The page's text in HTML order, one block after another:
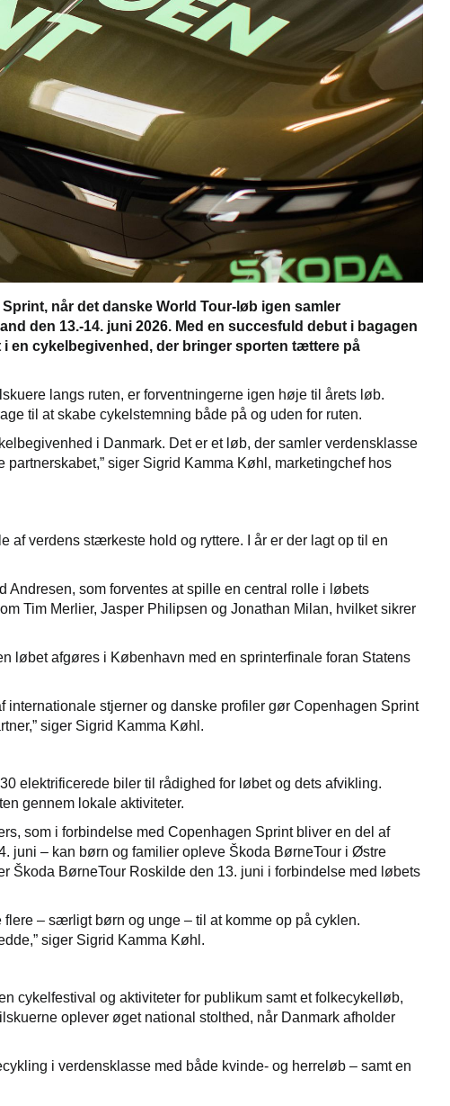
når det danske World Tour-løb igen samler
den 13.-14. juni 2026. Med en succesfuld debut i bagagen
en cykelbegivenhed, der bringer sporten tættere på
langs ruten, er forventningerne igen høje til årets løb.
til at skabe cykelstemning både på og uden for ruten.
i Danmark. Det er et løb, der samler verdensklasse
siger Sigrid Kamma Køhl, marketingchef hos
verdens stærkeste hold og ryttere. I år er der lagt op til en
som forventes at spille en central rolle i løbets
Tim Merlier, Jasper Philipsen og Jonathan Milan, hvilket sikrer
afgøres i København med en sprinterfinale foran Statens
stjerner og danske profiler gør Copenhagen Sprint
siger Sigrid Kamma Køhl.
elektrificerede biler til rådighed for løbet og dets afvikling.
gennem lokale aktiviteter.
som i forbindelse med Copenhagen Sprint bliver en del af
juni – kan børn og familier opleve Škoda BørneTour i Østre
BørneTour Roskilde den 13. juni i forbindelse med løbets
– særligt børn og unge – til at komme op på cyklen.
siger Sigrid Kamma Køhl.
cykelfestival og aktiviteter for publikum samt et folkecykelløb,
oplever øget national stolthed, når Danmark afholder
i verdensklasse med både kvinde- og herreløb – samt en